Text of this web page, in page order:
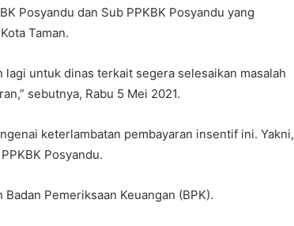
Posyandu dan Sub PPKBK Posyandu yang
Taman.
lagi untuk dinas terkait segera selesaikan masalah
sebutnya, Rabu 5 Mei 2021.
keterlambatan pembayaran insentif ini. Yakni,
Posyandu.
Pemeriksaan Keuangan (BPK).